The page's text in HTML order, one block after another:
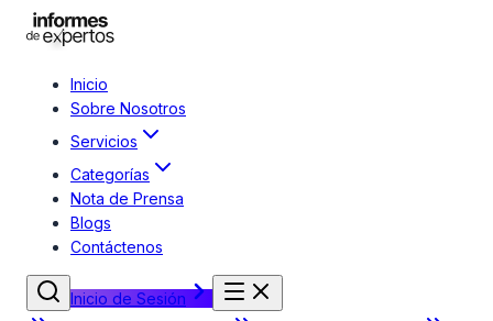
Inicio
Sobre Nosotros
Servicios
Categorías
Nota de Prensa
Blogs
Contáctenos
Inicio de Sesión